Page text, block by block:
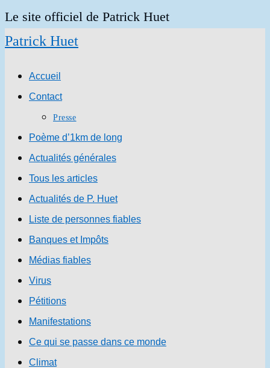
Skip
to
Le site officiel de Patrick Huet
Patrick Huet
Accueil
Contact
Presse
Poème d’1km de long
Actualités générales
Tous les articles
Actualités de P. Huet
Liste de personnes fiables
Banques et Impôts
Médias fiables
Virus
Pétitions
Manifestations
Ce qui se passe dans ce monde
Climat